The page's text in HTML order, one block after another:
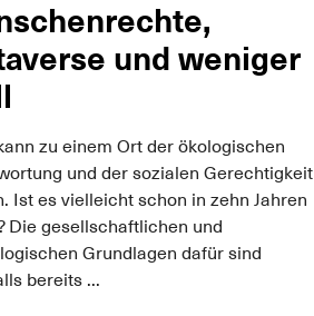
und weniger
zu einem Ort der ökologischen
und der sozialen Gerechtigkeit
Ist es vielleicht schon in zehn Jahren
Die gesellschaftlichen und
Grundlagen dafür sind
bereits ...